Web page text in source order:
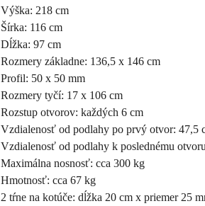
Výška: 218 cm
Šírka: 116 cm
Dĺžka: 97 cm
Rozmery základne: 136,5 x 146 cm
Profil: 50 x 50 mm
Rozmery tyčí: 17 x 106 cm
Rozstup otvorov: každých 6 cm
Vzdialenosť od podlahy po prvý otvor: 47,5
Vzdialenosť od podlahy k poslednému
Maximálna nosnosť: cca 300 kg
Hmotnosť: cca 67 kg
2 tŕne na kotúče: dĺžka 20 cm x priemer 25